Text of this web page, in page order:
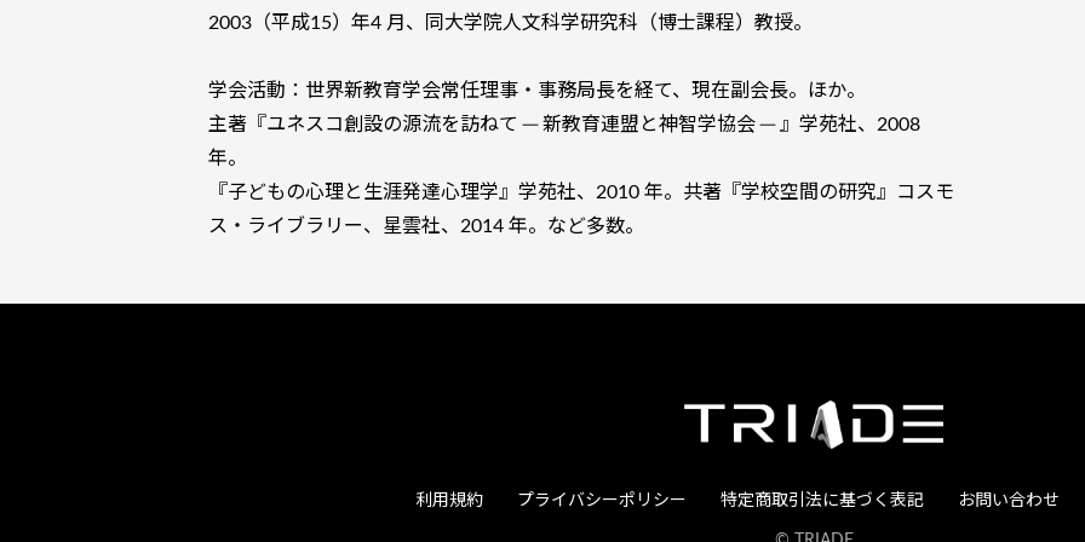
2003（平成15）年4 月、同大学院人文科学研究科（博士課程）教授。
学会活動：世界新教育学会常任理事・事務局長を経て、現在副会長。ほか。
主著『ユネスコ創設の源流を訪ねて ─ 新教育連盟と神智学協会 ─ 』学苑社、2008
年。
『子どもの心理と生涯発達心理学』学苑社、2010 年。共著『学校空間の研究』コスモ
ス・ライブラリー、星雲社、2014 年。など多数。
利用規約 プライバシーポリシー 特定商取引法に基づく表記 お問い合わせ